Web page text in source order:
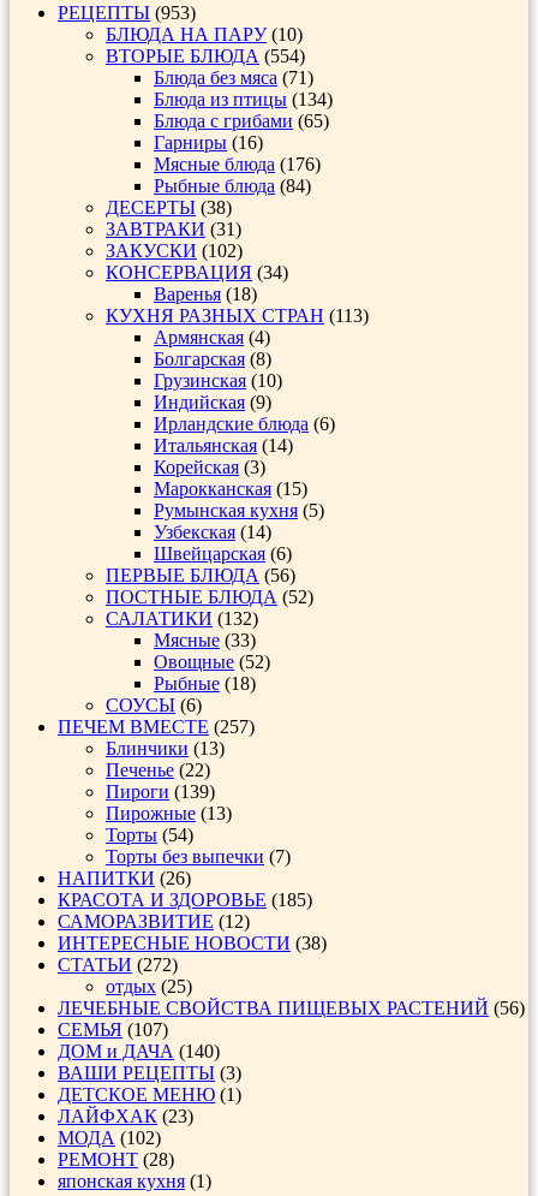
РЕЦЕПТЫ (953)
БЛЮДА НА ПАРУ(10)
ВТОРЫЕ БЛЮДА (554)
Блюда без мяса (71)
Блюда из птицы (134)
Блюда с грибами (65)
Гарниры (16)
Мясные блюда (176)
Рыбные блюда (84)
ДЕСЕРТЫ (38)
ЗАВТРАКИ (31)
ЗАКУСКИ (102)
КОНСЕРВАЦИЯ (34)
Варенья (18)
КУХНЯ РАЗНЫХ СТРАН (113)
Армянская (4)
Болгарская (8)
Грузинская (10)
Индийская (9)
Ирландские блюда (6)
Итальянская (14)
Корейская (3)
Марокканская (15)
Румынская кухня (5)
Узбекская (14)
Швейцарская (6)
ПЕРВЫЕ БЛЮДА (56)
ПОСТНЫЕ БЛЮДА (52)
САЛАТИКИ (132)
Мясные (33)
Овощные (52)
Рыбные (18)
СОУСЫ (6)
ПЕЧЕМ ВМЕСТЕ (257)
Блинчики (13)
Печенье (22)
Пироги (139)
Пирожные (13)
Торты (54)
Торты без выпечки (7)
НАПИТКИ (26)
КРАСОТА И ЗДОРОВЬЕ (185)
САМОРАЗВИТИЕ (12)
ИНТЕРЕСНЫЕ НОВОСТИ (38)
СТАТЬИ (272)
отдых (25)
ЛЕЧЕБНЫЕ СВОЙСТВА ПИЩЕВЫХ РАСТЕНИЙ (56)
СЕМЬЯ (107)
ДОМ и ДАЧА (140)
ВАШИ РЕЦЕПТЫ (3)
ДЕТСКОЕ МЕНЮ (1)
ЛАЙФХАК (23)
МОДА (102)
РЕМОНТ (28)
японская кухня (1)